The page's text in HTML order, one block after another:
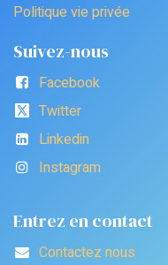
Politique vie privée
Suivez-nous
Facebook
Twitter
Linkedin
Instagram
Entrez en contact
Contactez nous